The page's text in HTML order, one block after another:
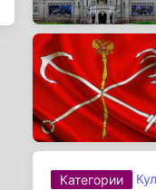
Категории